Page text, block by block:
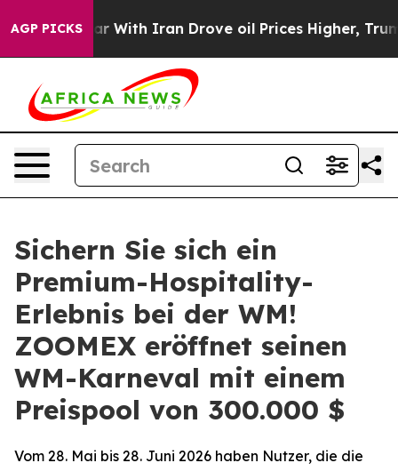
AGP PICKS
war With Iran Drove oil Prices Higher, Trump
Sichern Sie sich ein
Premium-Hospitality-
Erlebnis bei der WM!
ZOOMEX eröffnet seinen
WM-Karneval mit einem
Preispool von 300.000 $
Vom 28. Mai bis 28. Juni 2026 haben Nutzer, die die